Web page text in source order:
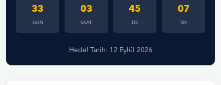
33
GÜN
03
SAAT
45
DK
06
SN
Hedef Tarih: 12 Eylül 2026